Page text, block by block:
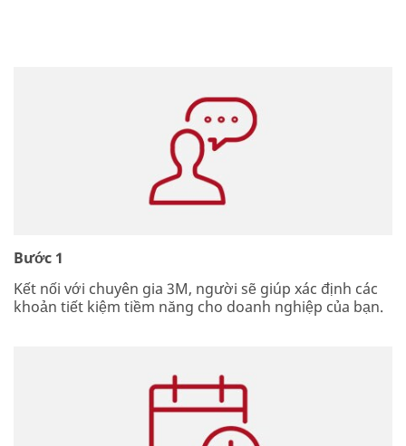
Bước 1
Kết nối với chuyên gia 3M, người sẽ giúp xác định các
khoản tiết kiệm tiềm năng cho doanh nghiệp của bạn.